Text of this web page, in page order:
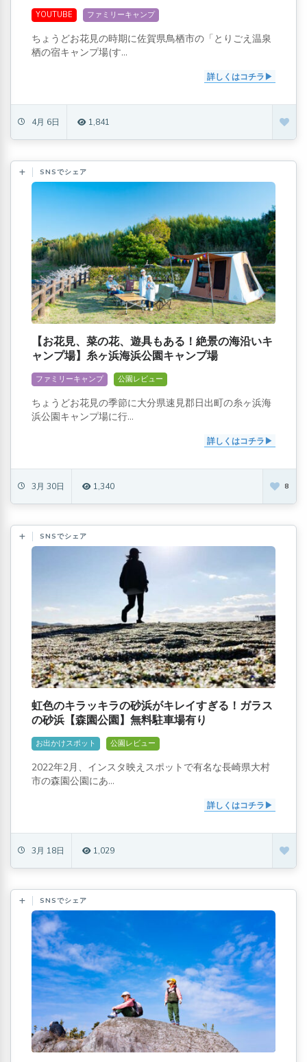
YOUTUBE ファミリーキャンプ
ちょうどお花見の時期に佐賀県鳥栖市の「とりごえ温泉
栖の宿キャンプ場(す...
詳しくはコチラ
4月 6日 1,841
SNSでシェア
【お花見、菜の花、遊具もある！絶景の海沿いキ
ャンプ場】糸ヶ浜海浜公園キャンプ場
ファミリーキャンプ 公園レビュー
ちょうどお花見の季節に大分県速見郡日出町の糸ヶ浜海
浜公園キャンプ場に行...
詳しくはコチラ
3月 30日 1,340 8
SNSでシェア
虹色のキラッキラの砂浜がキレイすぎる！ガラス
の砂浜【森園公園】無料駐車場有り
お出かけスポット 公園レビュー
2022年2月、インスタ映えスポットで有名な長崎県大村
市の森園公園にあ...
詳しくはコチラ
3月 18日 1,029
SNSでシェア